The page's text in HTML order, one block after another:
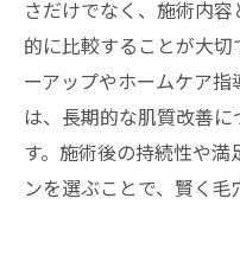
エステ毛穴洗
介
毛穴開き改善
フェイシャル
毛穴ケアエス
さだけでなく、施術内
的に比較することが大
ーアップやホームケア
は、長期的な肌質改善
す。施術後の持続性や
ンを選ぶことで、賢く毛